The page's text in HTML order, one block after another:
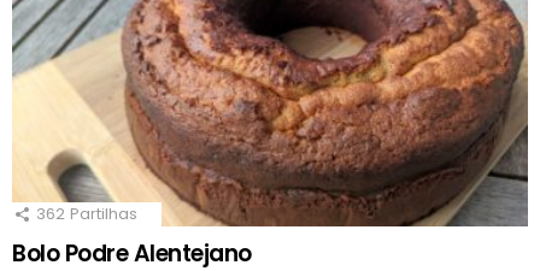
362 Partilhas
Bolo Podre Alentejano